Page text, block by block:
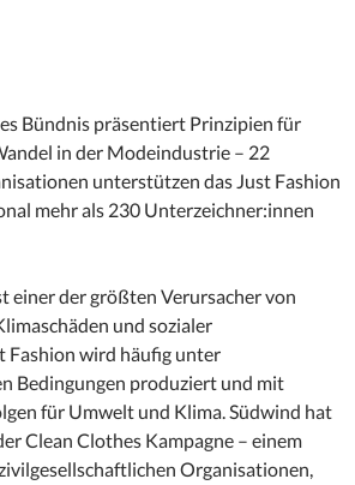
Bündnis präsentiert Prinzipien für
in der Modeindustrie – 22
unterstützen das Just Fashion
mehr als 230 Unterzeichner:innen
einer der größten Verursacher von
und sozialer
Fashion wird häufig unter
Bedingungen produziert und mit
für Umwelt und Klima. Südwind hat
Clean Clothes Kampagne – einem
Organisationen,